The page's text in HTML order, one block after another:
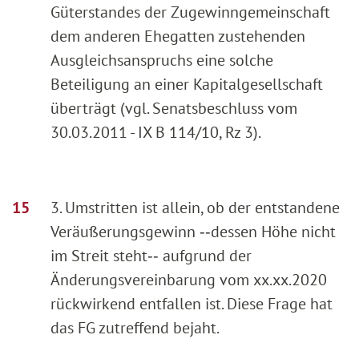
Güterstandes der Zugewinngemeinschaft
dem anderen Ehegatten zustehenden
Ausgleichsanspruchs eine solche
Beteiligung an einer Kapitalgesellschaft
überträgt (vgl. Senatsbeschluss vom
30.03.2011 - IX B 114/10, Rz 3).
3. Umstritten ist allein, ob der entstandene
Veräußerungsgewinn ‑‑dessen Höhe nicht
im Streit steht‑‑ aufgrund der
Änderungsvereinbarung vom xx.xx.2020
rückwirkend entfallen ist. Diese Frage hat
das FG zutreffend bejaht.